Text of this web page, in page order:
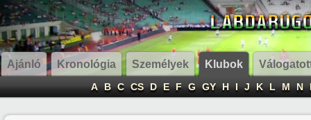
Ajánló Kronológia Személyek Klubok
A B C CS D E F G GY H I J K L M N